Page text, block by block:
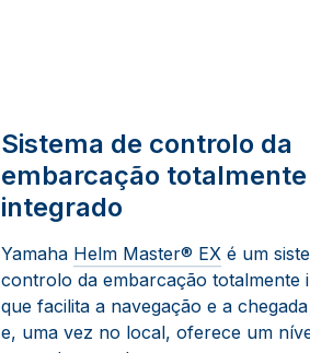
Sistema de controlo da
embarcação totalmente
integrado
Yamaha Helm Master® EX é um
controlo da embarcação totalmente
que facilita a navegação e a
e, uma vez no local, oferece um